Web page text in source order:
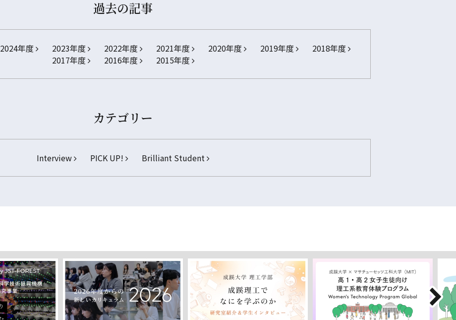
過去の記事
2024年度 2023年度 2022年度 2021年度 2020年度 2019年度
2018年度
2017年度
2016年度 2015年度
カテゴリー
Interview PICK UP! Brilliant Student